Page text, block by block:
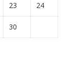
23 24
30